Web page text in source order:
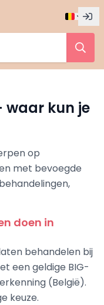
waar kun je
op
met bevoegde
doen in
behandelen bij
een geldige BIG-
(België).
keuze.